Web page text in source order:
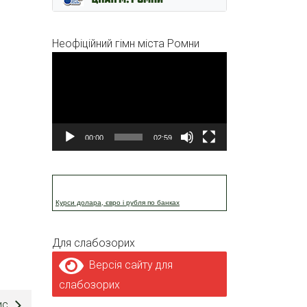
Неофіційний гімн міста Ромни
00:00 02:59
Курси долара, євро і рубля по банках
Для слабозорих
Версія сайту для
слабозорих